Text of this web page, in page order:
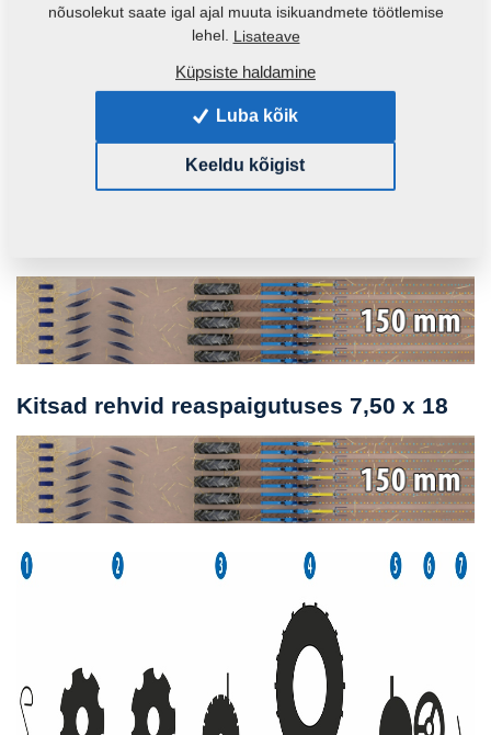
Kitsad rehvid reaspaigutuses 7,50 x 18
nõusolekut saate igal ajal muuta isikuandmete töötlemise
lehel. Lisateave
Küpsiste haldamine
Luba kõik
Keeldu kõigist